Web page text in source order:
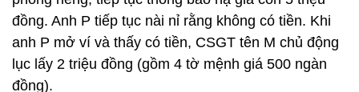
đồng. Anh P tiếp tục nài nỉ rằng không có tiền. Khi
anh P mở ví và thấy có tiền, CSGT tên M chủ động
lục lấy 2 triệu đồng (gồm 4 tờ mệnh giá 500 ngàn
đồng).